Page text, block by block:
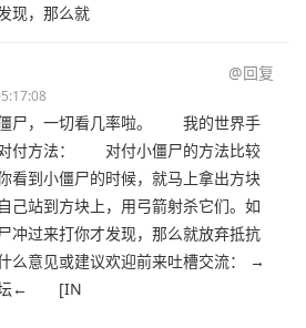
现，那么就
@回复
尸，一切看几率啦。 我的世界手
付方法： 对付小僵尸的方法比较
看到小僵尸的时候，就马上拿出方块
己站到方块上，用弓箭射杀它们。如
冲过来打你才发现，那么就放弃抵抗
意见或建议欢迎前来吐槽交流： →
坛← [IN